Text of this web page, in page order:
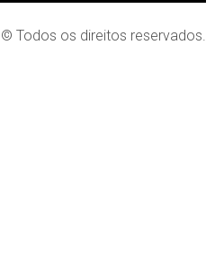
© Todos os direitos reservados.